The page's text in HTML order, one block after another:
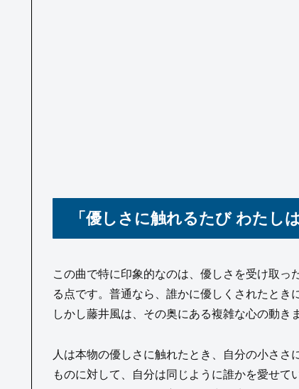
「優しさに触れるたび わたし
この曲で特に印象的なのは、優しさを受け取
る点です。普通なら、誰かに優しくされたとき
しかし藤井風は、その奥にある複雑な心の動き
人は本物の優しさに触れたとき、自分の小さ
ものに対して、自分は同じように誰かを愛せて